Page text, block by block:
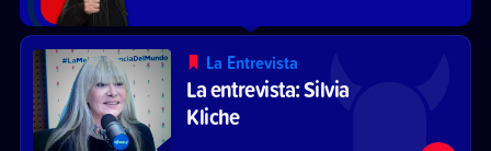
La Entrevista
La entrevista: Silvia
Kliche